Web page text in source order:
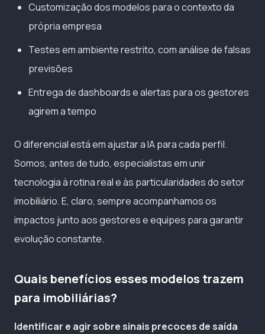
Customização dos modelos para o contexto da
própria empresa
Testes em ambiente restrito, com análise de falsas
previsões
Entrega de dashboards e alertas para os gestores
agirem a tempo
O diferencial está em ajustar a IA para cada perfil.
Somos, antes de tudo, especialistas em unir
tecnologia à rotina real e às particularidades do setor
imobiliário. E, claro, sempre acompanhamos os
impactos junto aos gestores e equipes para garantir
evolução constante.
Quais benefícios esses modelos trazem
para imobiliárias?
Identificar e agir sobre sinais precoces de saída